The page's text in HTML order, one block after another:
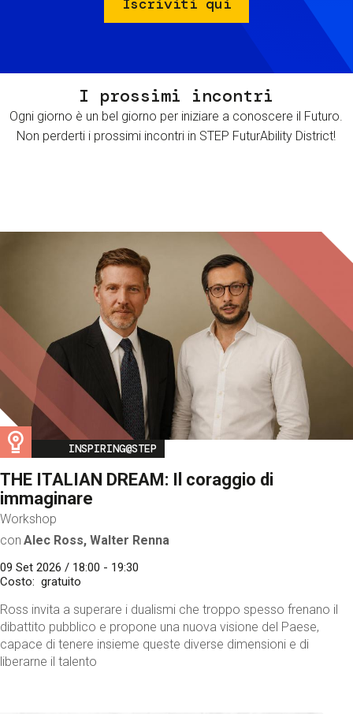
I prossimi incontri
Ogni giorno è un bel giorno per iniziare a conoscere il Futuro.
Non perderti i prossimi incontri in STEP FuturAbility District!
Image
INSPIRING@STEP
THE ITALIAN DREAM: Il coraggio di
immaginare
Workshop
con Alec Ross, Walter Renna
09 Set 2026 / 18:00 - 19:30
Costo
gratuito
Ross invita a superare i dualismi che troppo spesso frenano il
dibattito pubblico e propone una nuova visione del Paese,
capace di tenere insieme queste diverse dimensioni e di
liberarne il talento